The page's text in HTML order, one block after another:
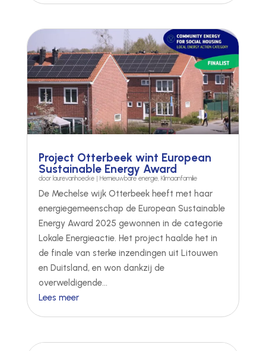
Project Otterbeek wint European
Sustainable Energy Award
door laurevanhoecke| Hernieuwbare energie, Klimaanfamilie
De Mechelse wijk Otterbeek heeft met haar
energiegemeenschap de European Sustainable
Energy Award 2025 gewonnen in de categorie
Lokale Energieactie. Het project haalde het in
de finale van sterke inzendingen uit Litouwen
en Duitsland, en won dankzij de
overweldigende...
Lees meer